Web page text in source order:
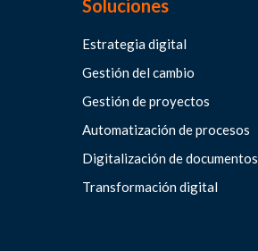
Soluciones
Estrategia digital
Gestión del cambio
Gestión de proyectos
Automatización de procesos
Digitalización de documentos
Transformación digital